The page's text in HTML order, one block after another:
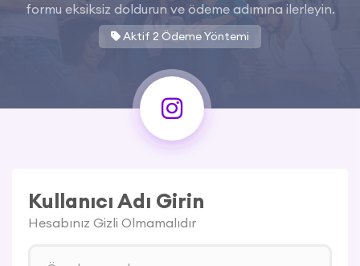
formu eksiksiz doldurun ve ödeme adımına ilerleyin.
Aktif 2 Ödeme Yöntemi
Kullanıcı Adı Girin
Hesabınız Gizli Olmamalıdır